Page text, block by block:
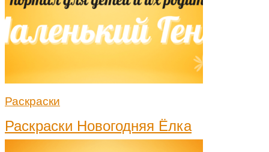
Раскраски
Раскраски Новогодняя Ёлка